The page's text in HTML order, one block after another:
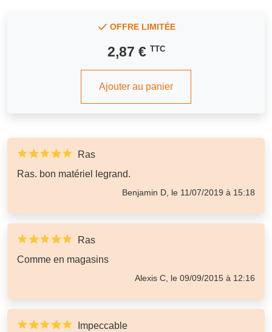
OFFRE LIMITÉE
2,87 € TTC
Ajouter au panier
Ras
Ras. bon matériel legrand.
Benjamin D, le 11/07/2019 à 15:18
Ras
Comme en magasins
Alexis C, le 09/09/2015 à 12:16
Impeccable